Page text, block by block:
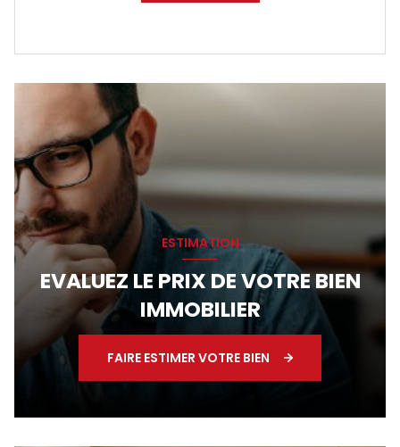
ESTIMATION
EVALUEZ LE PRIX DE VOTRE BIEN
IMMOBILIER
FAIRE ESTIMER VOTRE BIEN